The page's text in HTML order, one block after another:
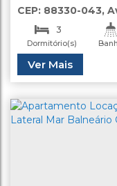
Dormitórios
Balneário
CEP: 88330-043,
Catarina
3
Dormitório(s)
1
Vaga(s)
Ver Mais